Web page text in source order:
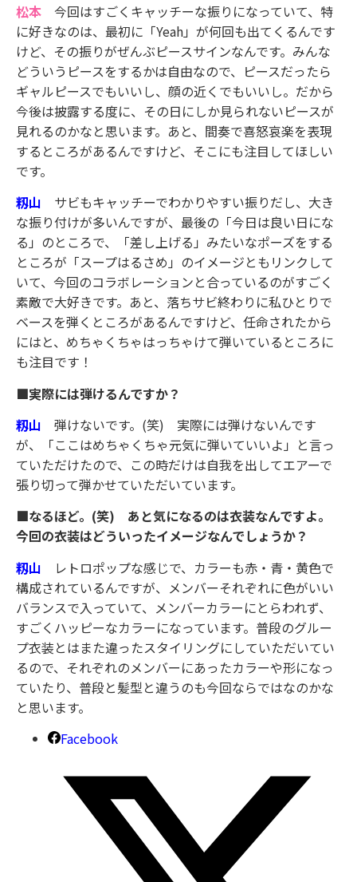
松本 今回はすごくキャッチーな振りになっていて、特
に好きなのは、最初に「Yeah」が何回も出てくるんです
けど、その振りがぜんぶピースサインなんです。みんな
どういうピースをするかは自由なので、ピースだったら
ギャルピースでもいいし、顔の近くでもいいし。だから
今後は披露する度に、その日にしか見られないピースが
見れるのかなと思います。あと、間奏で喜怒哀楽を表現
するところがあるんですけど、そこにも注目してほしい
です。
籾山 サビもキャッチーでわかりやすい振りだし、大き
な振り付けが多いんですが、最後の「今日は良い日にな
る」のところで、「差し上げる」みたいなポーズをする
ところが「スープはるさめ」のイメージともリンクして
いて、今回のコラボレーションと合っているのがすごく
素敵で大好きです。あと、落ちサビ終わりに私ひとりで
ベースを弾くところがあるんですけど、任命されたから
にはと、めちゃくちゃはっちゃけて弾いているところに
も注目です！
■実際には弾けるんですか？
籾山 弾けないです。(笑) 実際には弾けないんです
が、「ここはめちゃくちゃ元気に弾いていいよ」と言っ
ていただけたので、この時だけは自我を出してエアーで
張り切って弾かせていただいています。
■なるほど。(笑) あと気になるのは衣装なんですよ。
今回の衣装はどういったイメージなんでしょうか？
籾山 レトロポップな感じで、カラーも赤・青・黄色で
構成されているんですが、メンバーそれぞれに色がいい
バランスで入っていて、メンバーカラーにとらわれず、
すごくハッピーなカラーになっています。普段のグルー
プ衣装とはまた違ったスタイリングにしていただいてい
るので、それぞれのメンバーにあったカラーや形になっ
ていたり、普段と髪型と違うのも今回ならではなのかな
と思います。
Facebook